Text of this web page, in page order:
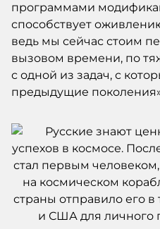
программами
способствует
ведь мы сейчас стоим
вызовом времени, по
с одной из задач, с
предыдущие